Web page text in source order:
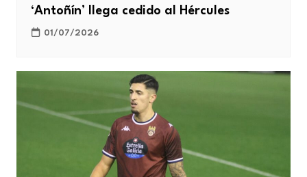
‘Antoñín’ llega cedido al Hércules
01/07/2026